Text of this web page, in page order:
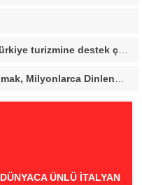
Gianluca Vacchi’den Antalya’da Türkiye turizmine destek çağrısı
DÜNYACA ÜNLÜ İTALYAN